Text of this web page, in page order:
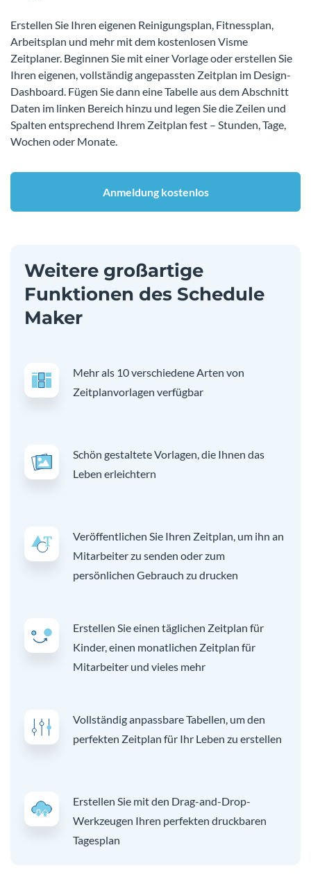
Erstellen Sie Ihren eigenen Reinigungsplan, Fitnessplan,
Arbeitsplan und mehr mit dem kostenlosen Visme
Zeitplaner. Beginnen Sie mit einer Vorlage oder erstellen Sie
Ihren eigenen, vollständig angepassten Zeitplan im Design-
Dashboard. Fügen Sie dann eine Tabelle aus dem Abschnitt
Daten im linken Bereich hinzu und legen Sie die Zeilen und
Spalten entsprechend Ihrem Zeitplan fest – Stunden, Tage,
Wochen oder Monate.
Anmeldung kostenlos
Weitere großartige
Funktionen des Schedule
Maker
Mehr als 10 verschiedene Arten von
Zeitplanvorlagen verfügbar
Schön gestaltete Vorlagen, die Ihnen das
Leben erleichtern
Veröffentlichen Sie Ihren Zeitplan, um ihn an
Mitarbeiter zu senden oder zum
persönlichen Gebrauch zu drucken
Erstellen Sie einen täglichen Zeitplan für
Kinder, einen monatlichen Zeitplan für
Mitarbeiter und vieles mehr
Vollständig anpassbare Tabellen, um den
perfekten Zeitplan für Ihr Leben zu erstellen
Erstellen Sie mit den Drag-and-Drop-
Werkzeugen Ihren perfekten druckbaren
Tagesplan